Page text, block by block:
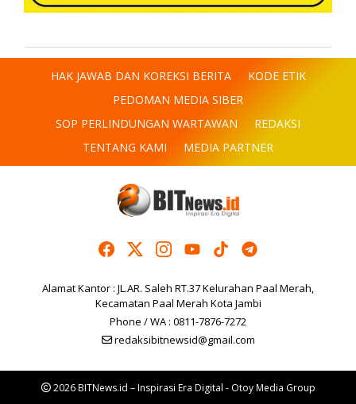
HAK JAWAB DAN KOREKSI BERITA
KODE ETIK
PEDOMAN MEDIA SIBER
SOP PERLINDUNGAN WARTAWAN
REDAKSI
TENTANG KAMI
MEDIA PARTNER
Alamat Kantor : JL.AR. Saleh RT.37 Kelurahan Paal Merah,
Kecamatan Paal Merah Kota Jambi
Phone / WA : 0811-7876-7272
redaksibitnewsid@gmail.com
2026 BITNews.id – Inspirasi Era Digital - Otoy Media Group